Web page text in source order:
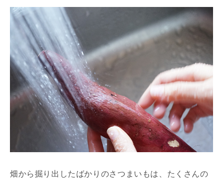
畑から掘り出したばかりのさつまいもは、たくさんの